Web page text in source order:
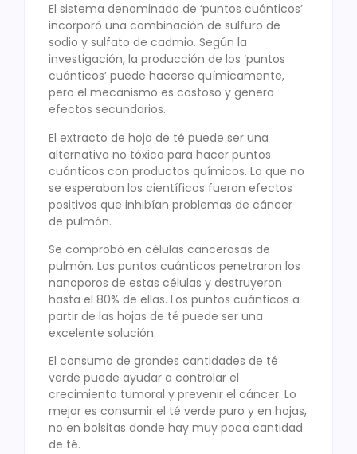
El sistema denominado de ‘puntos cuánticos’
incorporó una combinación de sulfuro de
sodio y sulfato de cadmio. Según la
investigación, la producción de los ‘puntos
cuánticos’ puede hacerse químicamente,
pero el mecanismo es costoso y genera
efectos secundarios.
El extracto de hoja de té puede ser una
alternativa no tóxica para hacer puntos
cuánticos con productos químicos. Lo que no
se esperaban los científicos fueron efectos
positivos que inhibían problemas de cáncer
de pulmón.
Se comprobó en células cancerosas de
pulmón. Los puntos cuánticos penetraron los
nanoporos de estas células y destruyeron
hasta el 80% de ellas. Los puntos cuánticos a
partir de las hojas de té puede ser una
excelente solución.
El consumo de grandes cantidades de té
verde puede ayudar a controlar el
crecimiento tumoral y prevenir el cáncer. Lo
mejor es consumir el té verde puro y en hojas,
no en bolsitas donde hay muy poca cantidad
de té.